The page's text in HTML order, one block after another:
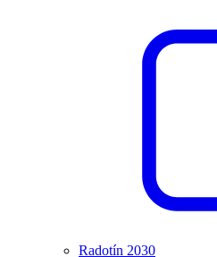
Radotín 2030